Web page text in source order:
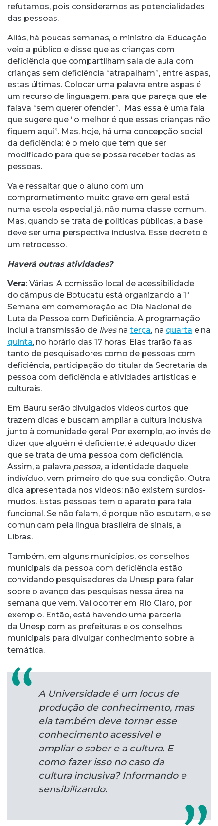
refutamos, pois consideramos as potencialidades
das pessoas.
Aliás, há poucas semanas, o ministro da Educação
veio a público e disse que as crianças com
deficiência que compartilham sala de aula com
crianças sem deficiência “atrapalham”, entre aspas,
estas últimas. Colocar uma palavra entre aspas é
um recurso de linguagem, para que pareça que ele
falava “sem querer ofender”. Mas essa é uma fala
que sugere que “o melhor é que essas crianças não
fiquem aqui”. Mas, hoje, há uma concepção social
da deficiência: é o meio que tem que ser
modificado para que se possa receber todas as
pessoas.
Vale ressaltar que o aluno com um
comprometimento muito grave em geral está
numa escola especial já, não numa classe comum.
Mas, quando se trata de políticas públicas, a base
deve ser uma perspectiva inclusiva. Esse decreto é
um retrocesso.
Haverá outras atividades?
Vera: Várias. A comissão local de acessibilidade
do câmpus de Botucatu está organizando a 1ª
Semana em comemoração ao Dia Nacional de
Luta da Pessoa com Deficiência. A programação
inclui a transmissão de livesna terça, na quarta e na
quinta, no horário das 17 horas. Elas trarão falas
tanto de pesquisadores como de pessoas com
deficiência, participação do titular da Secretaria da
pessoa com deficiência e atividades artísticas e
culturais.
Em Bauru serão divulgados vídeos curtos que
trazem dicas e buscam ampliar a cultura inclusiva
junto à comunidade geral. Por exemplo, ao invés de
dizer que alguém é deficiente, é adequado dizer
que se trata de uma pessoa com deficiência.
Assim, a palavra pessoa, a identidade daquele
indivíduo, vem primeiro do que sua condição. Outra
dica apresentada nos vídeos: não existem surdos-
mudos. Estas pessoas têm o aparato para fala
funcional. Se não falam, é porque não escutam, e se
comunicam pela língua brasileira de sinais, a
Libras.
Também, em alguns municípios, os conselhos
municipais da pessoa com deficiência estão
convidando pesquisadores da Unesp para falar
sobre o avanço das pesquisas nessa área na
semana que vem. Vai ocorrer em Rio Claro, por
exemplo. Então, está havendo uma parceria
da Unesp com as prefeituras e os conselhos
municipais para divulgar conhecimento sobre a
temática.
A Universidade é um locus de
produção de conhecimento, mas
ela também deve tornar esse
conhecimento acessível e
ampliar o saber e a cultura. E
como fazer isso no caso da
cultura inclusiva? Informando e
sensibilizando.